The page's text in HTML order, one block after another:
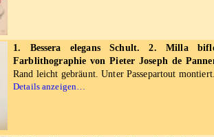
1. Bessera elegans Schult. 2. Milla
Farblithographie von Pieter Joseph de
Rand leicht gebräunt. Unter Passepartout montiert.
Details anzeigen…